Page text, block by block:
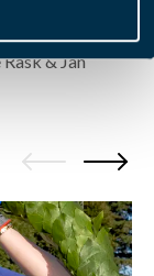
Kjær,
& Jan